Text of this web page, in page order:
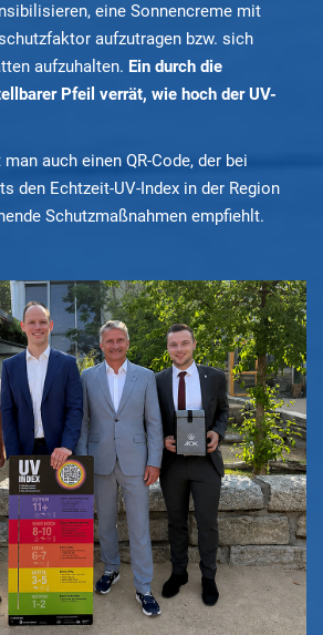
eine Sonnencreme mit
aufzutragen bzw. sich
aufzuhalten. Ein durch die
Pfeil verrät, wie hoch der UV-
auch einen QR-Code, der bei
den Echtzeit-UV-Index in der Region
Schutzmaßnahmen empfiehlt.